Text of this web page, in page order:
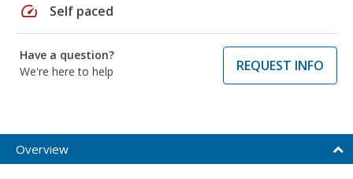
speed Self paced
Have a question?
We're here to help
REQUEST INFO
Overview